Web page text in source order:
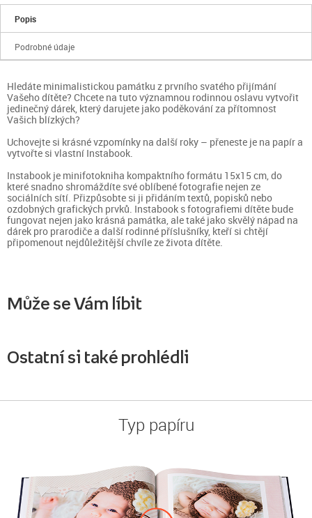
Popis
Podrobné údaje
Hledáte minimalistickou památku z prvního svatého přijímání
Vašeho dítěte? Chcete na tuto významnou rodinnou oslavu vytvořit
jedinečný dárek, který darujete jako poděkování za přítomnost
Vašich blízkých?
Uchovejte si krásné vzpomínky na další roky – přeneste je na papír a
vytvořte si vlastní Instabook.
Instabook je minifotokniha kompaktního formátu 15x15 cm, do
které snadno shromáždíte své oblíbené fotografie nejen ze
sociálních sítí. Přizpůsobte si ji přidáním textů, popisků nebo
ozdobných grafických prvků. Instabook s fotografiemi dítěte bude
fungovat nejen jako krásná památka, ale také jako skvělý nápad na
dárek pro prarodiče a další rodinné příslušníky, kteří si chtějí
připomenout nejdůležitější chvíle ze života dítěte.
Může se Vám líbit
Ostatní si také prohlédli
Typ papíru